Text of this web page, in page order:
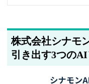
株式会社シナモ
引き出す3つの